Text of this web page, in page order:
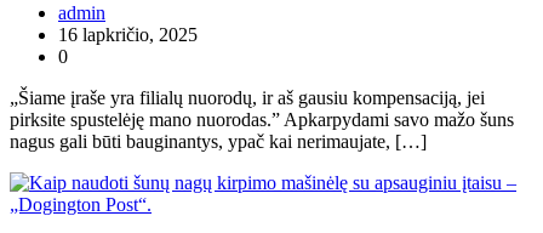
admin
16 lapkričio, 2025
0
„Šiame įraše yra filialų nuorodų, ir aš gausiu kompensaciją, jei
pirksite spustelėję mano nuorodas.” Apkarpydami savo mažo šuns
nagus gali būti bauginantys, ypač kai nerimaujate, […]